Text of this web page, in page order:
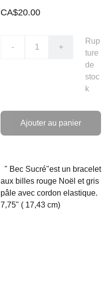
CA$20.00
- +
Rup
ture
de
stoc
k
Ajouter au panier
" Bec Sucré"est un bracelet
aux billes rouge Noël et gris
pâle avec cordon elastique.
7,75" ( 17,43 cm)